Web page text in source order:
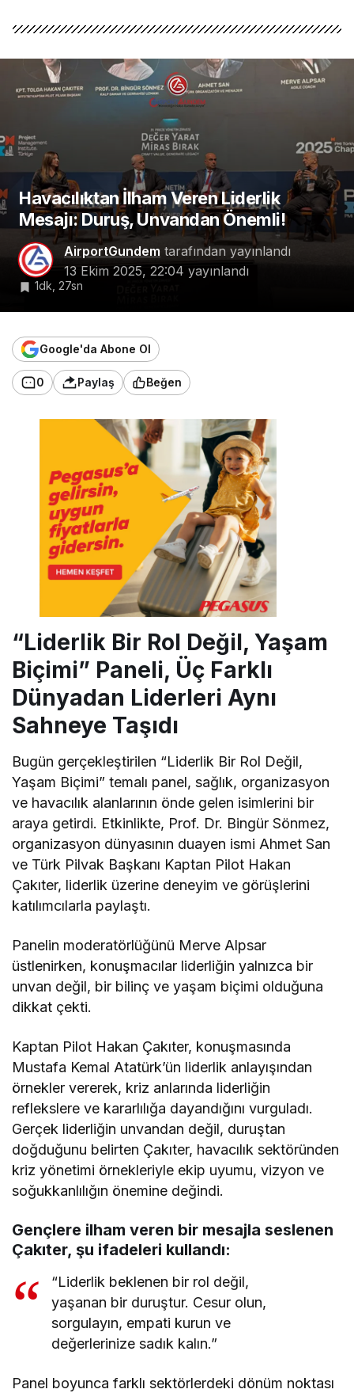
Havacılıktan İlham Veren Liderlik
Mesajı: Duruş, Unvandan Önemli!
AirportGundem tarafından yayınlandı
13 Ekim 2025, 22:04 yayınlandı
1dk, 27sn
Google'da Abone Ol
0 Paylaş Beğen
“Liderlik Bir Rol Değil, Yaşam
Biçimi” Paneli, Üç Farklı
Dünyadan Liderleri Aynı
Sahneye Taşıdı
Bugün gerçekleştirilen “Liderlik Bir Rol Değil,
Yaşam Biçimi” temalı panel, sağlık, organizasyon
ve havacılık alanlarının önde gelen isimlerini bir
araya getirdi. Etkinlikte, Prof. Dr. Bingür Sönmez,
organizasyon dünyasının duayen ismi Ahmet San
ve Türk Pilvak Başkanı Kaptan Pilot Hakan
Çakıter, liderlik üzerine deneyim ve görüşlerini
katılımcılarla paylaştı.
Panelin moderatörlüğünü Merve Alpsar
üstlenirken, konuşmacılar liderliğin yalnızca bir
unvan değil, bir bilinç ve yaşam biçimi olduğuna
dikkat çekti.
Kaptan Pilot Hakan Çakıter, konuşmasında
Mustafa Kemal Atatürk’ün liderlik anlayışından
örnekler vererek, kriz anlarında liderliğin
reflekslere ve kararlılığa dayandığını vurguladı.
Gerçek liderliğin unvandan değil, duruştan
doğduğunu belirten Çakıter, havacılık sektöründen
kriz yönetimi örnekleriyle ekip uyumu, vizyon ve
soğukkanlılığın önemine değindi.
Gençlere ilham veren bir mesajla seslenen
Çakıter, şu ifadeleri kullandı:
“Liderlik beklenen bir rol değil,
yaşanan bir duruştur. Cesur olun,
sorgulayın, empati kurun ve
değerlerinize sadık kalın.”
Panel boyunca farklı sektörlerdeki dönüm noktası